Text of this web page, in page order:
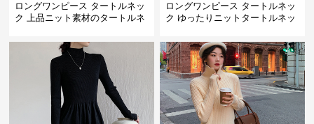
ロングワンピース タートルネッ
ク 上品ニット素材のタートルネ
ロングワンピース タートルネッ
ク ゆったりニットタートルネッ